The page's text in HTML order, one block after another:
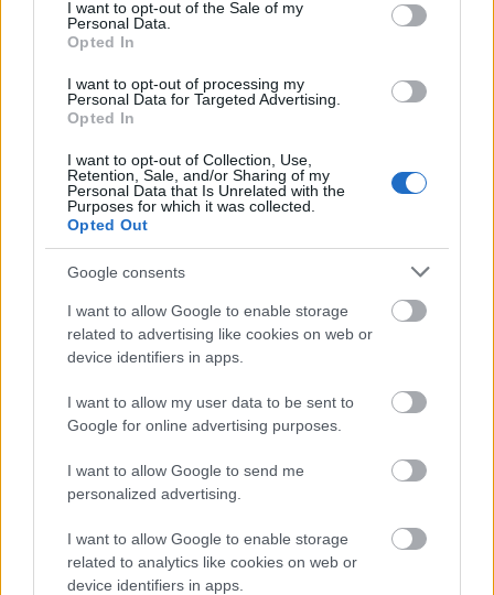
I want to opt-out of the Sale of my
Personal Data.
Opted In
I want to opt-out of processing my
Personal Data for Targeted Advertising.
Opted In
I want to opt-out of Collection, Use,
Retention, Sale, and/or Sharing of my
Personal Data that Is Unrelated with the
Purposes for which it was collected.
Opted Out
Google consents
I want to allow Google to enable storage
related to advertising like cookies on web or
device identifiers in apps.
I want to allow my user data to be sent to
Google for online advertising purposes.
I want to allow Google to send me
personalized advertising.
I want to allow Google to enable storage
related to analytics like cookies on web or
device identifiers in apps.
Kerti kényelem és autóvédelem: A
legjobb nyitott kocsibeállók és
terasztetők
Online Marketing 101 Budapest•2026. április 17.
LAMPONE · KERT &